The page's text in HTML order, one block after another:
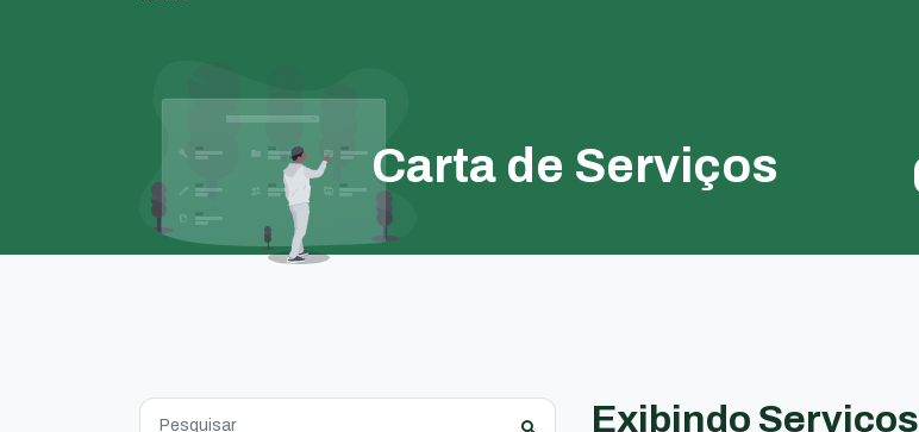
Carta de Serviços
Exibindo Serviços